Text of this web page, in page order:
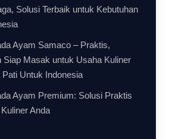
Solusi Terbaik untuk Kebutuhan
Ayam Samaco – Praktis,
Siap Masak untuk Usaha Kuliner
Untuk Indonesia
Ayam Premium: Solusi Praktis
Anda